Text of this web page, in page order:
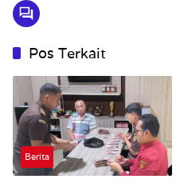
Pos Terkait
Berita